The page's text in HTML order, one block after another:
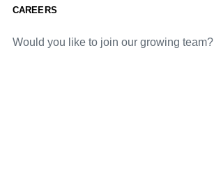
CAREERS
Would you like to join our growing team?